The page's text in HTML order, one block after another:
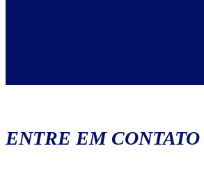
ENTRE EM